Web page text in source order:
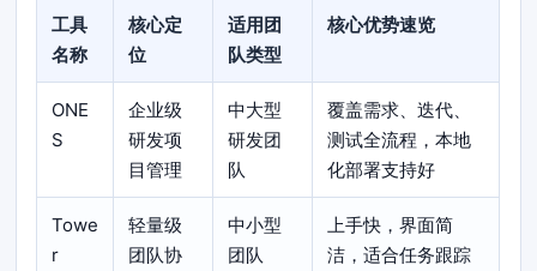
工具
名称
核心定
位
适用团
队类型
核心优势速览
ONE
S
企业级
研发项
目管理
中大型
研发团
队
覆盖需求、迭代、
测试全流程，本地
化部署支持好
Towe
r
轻量级
团队协
中小型
团队
上手快，界面简
洁，适合任务跟踪